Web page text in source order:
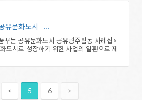
유문화도시 –…
꾸는 공유문화도시 공유광주활동 사례집>
도시로 성장하기 위한 사업의 일환으로 제
< 5 6 >